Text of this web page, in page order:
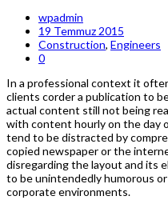
wpadmin
19 Temmuz 2015
Construction, Engineers
0
In a professional context it
clients corder a publication to
actual content still not being
with content hourly on the day
tend to be distracted by
copied newspaper or the
disregarding the layout and its
to be unintendedly humorous
corporate environments.